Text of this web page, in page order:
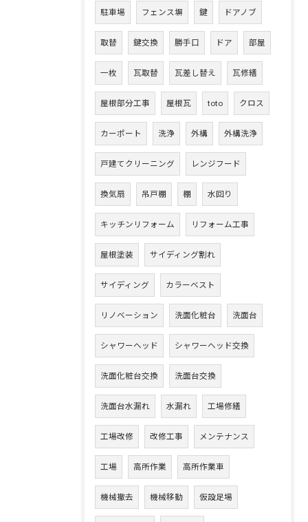
駐車場 フェンス塀 鍵 ドアノブ
取替 鍵交換 勝手口 ドア 部屋
一枚 瓦取替 瓦差し替え 瓦修繕
屋根部分工事 屋根瓦 toto クロス
カーポート 洗浄 外構 外構洗浄
戸建てクリーニング レンジフード
換気扇 吊戸棚 棚 水回り
キッチンリフォーム リフォーム工事
屋根塗装 サイディング割れ
サイディング カラーベスト
リノベーション 洗面化粧台 洗面台
シャワーヘッド シャワーヘッド交換
洗面化粧台交換 洗面台交換
洗面台水漏れ 水漏れ 工場修繕
工場改修 改修工事 メンテナンス
工場 高所作業 高所作業車
機械撤去 機械移動 仮設足場